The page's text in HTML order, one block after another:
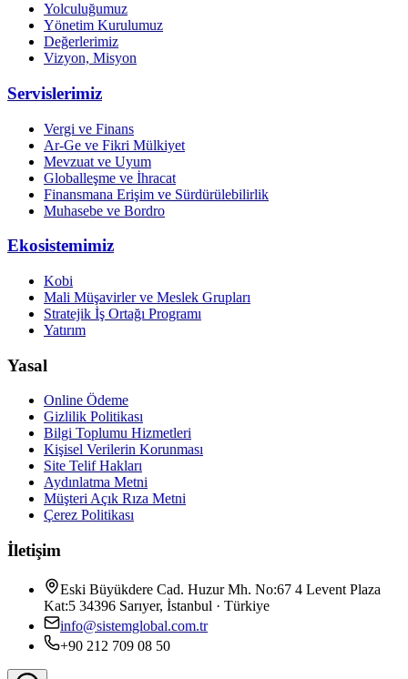
Yolculuğumuz
Yönetim Kurulumuz
Değerlerimiz
Vizyon, Misyon
Servislerimiz
Vergi ve Finans
Ar-Ge ve Fikri Mülkiyet
Mevzuat ve Uyum
Globalleşme ve İhracat
Finansmana Erişim ve Sürdürülebilirlik
Muhasebe ve Bordro
Ekosistemimiz
Kobi
Mali Müşavirler ve Meslek Grupları
Stratejik İş Ortağı Programı
Yatırım
Yasal
Online Ödeme
Gizlilik Politikası
Bilgi Toplumu Hizmetleri
Kişisel Verilerin Korunması
Site Telif Hakları
Aydınlatma Metni
Müşteri Açık Rıza Metni
Çerez Politikası
İletişim
Eski Büyükdere Cad. Huzur Mh. No:67 4 Levent Plaza
Kat:5 34396 Sarıyer, İstanbul · Türkiye
info@sistemglobal.com.tr
+90 212 709 08 50